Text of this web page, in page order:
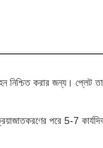
নিশ্চিত করার জন্য। প্লেট
পরে 5-7